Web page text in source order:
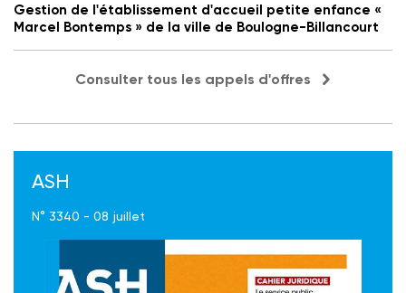
Gestion de l'établissement d'accueil petite enfance «
Marcel Bontemps » de la ville de Boulogne-Billancourt
Consulter tous les appels d'offres
ASH
N° 3340 - 08 juillet